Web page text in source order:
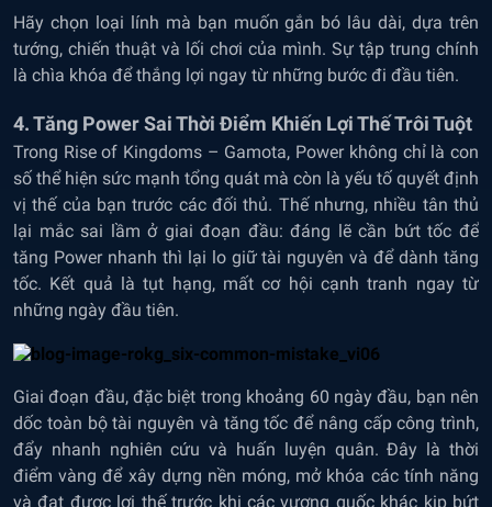
Hãy chọn loại lính mà bạn muốn gắn bó lâu dài, dựa trên
tướng, chiến thuật và lối chơi của mình. Sự tập trung chính
là chìa khóa để thắng lợi ngay từ những bước đi đầu tiên.
4. Tăng Power Sai Thời Điểm Khiến Lợi Thế Trôi Tuột
Trong Rise of Kingdoms – Gamota, Power không chỉ là con
số thể hiện sức mạnh tổng quát mà còn là yếu tố quyết định
vị thế của bạn trước các đối thủ. Thế nhưng, nhiều tân thủ
lại mắc sai lầm ở giai đoạn đầu: đáng lẽ cần bứt tốc để
tăng Power nhanh thì lại lo giữ tài nguyên và để dành tăng
tốc. Kết quả là tụt hạng, mất cơ hội cạnh tranh ngay từ
những ngày đầu tiên.
Giai đoạn đầu, đặc biệt trong khoảng 60 ngày đầu, bạn nên
dốc toàn bộ tài nguyên và tăng tốc để nâng cấp công trình,
đẩy nhanh nghiên cứu và huấn luyện quân. Đây là thời
điểm vàng để xây dựng nền móng, mở khóa các tính năng
và đạt được lợi thế trước khi các vương quốc khác kịp bứt